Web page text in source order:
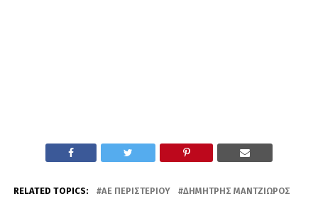
RELATED TOPICS: ΑΕ ΠΕΡΙΣΤΕΡΊΟΥ ΔΗΜΉΤΡΗΣ ΜΑΝΤΖΙΏΡΟΣ